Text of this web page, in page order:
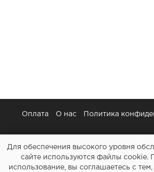
Оплата О нас Политика
Картриджи и все для ремонта
Для обеспечения высокого уровня
сайте используются файлы cookie.
использование, вы соглашаетесь с